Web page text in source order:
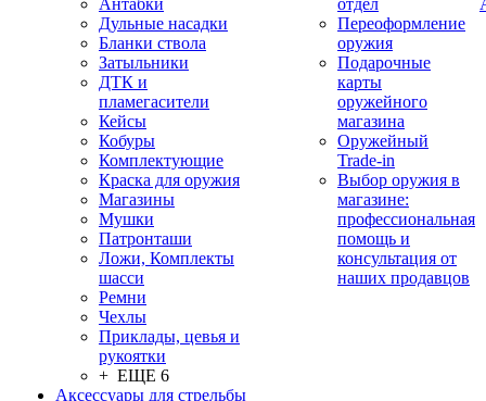
Антабки
Дульные насадки
Бланки ствола
Затыльники
ДТК и
пламегасители
Кейсы
Кобуры
Комплектующие
Краска для оружия
Магазины
Мушки
Патронташи
Ложи, Комплекты
шасси
Ремни
Чехлы
Приклады, цевья и
рукоятки
+ ЕЩЕ 6
Аксессуары для стрельбы
отдел
Переоформление
оружия
Подарочные
карты
оружейного
магазина
Оружейный
Trade-in
Выбор оружия в
магазине:
профессиональная
помощь и
консультация от
наших продавцов